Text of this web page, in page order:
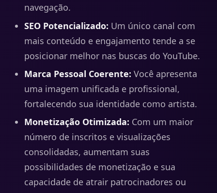
navegação.
SEO Potencializado: Um único canal com
mais conteúdo e engajamento tende a se
posicionar melhor nas buscas do YouTube.
Marca Pessoal Coerente: Você apresenta
uma imagem unificada e profissional,
fortalecendo sua identidade como artista.
Monetização Otimizada: Com um maior
número de inscritos e visualizações
consolidadas, aumentam suas
possibilidades de monetização e sua
capacidade de atrair patrocinadores ou